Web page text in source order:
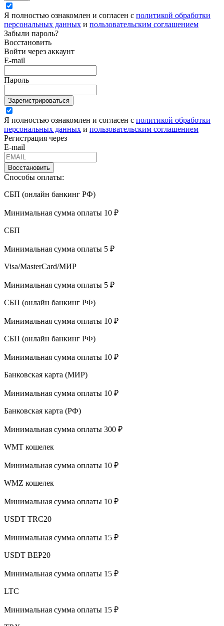
Я полностью ознакомлен и согласен с политикой обработки
персональных данных и пользовательским соглашением
Забыли пароль?
Восстановить
Войти через аккаунт
E-mail
Пароль
Зарегистрироваться
Я полностью ознакомлен и согласен с политикой обработки
персональных данных и пользовательским соглашением
Регистрация через
E-mail
Восстановить
Способы оплаты:
СБП (онлайн банкинг РФ)
Минимальная сумма оплаты 10 ₽
СБП
Минимальная сумма оплаты 5 ₽
Visa/MasterCard/МИР
Минимальная сумма оплаты 5 ₽
СБП (онлайн банкинг РФ)
Минимальная сумма оплаты 10 ₽
СБП (онлайн банкинг РФ)
Минимальная сумма оплаты 10 ₽
Банковская карта (МИР)
Минимальная сумма оплаты 10 ₽
Банковская карта (РФ)
Минимальная сумма оплаты 300 ₽
WMT кошелек
Минимальная сумма оплаты 10 ₽
WMZ кошелек
Минимальная сумма оплаты 10 ₽
USDT TRC20
Минимальная сумма оплаты 15 ₽
USDT BEP20
Минимальная сумма оплаты 15 ₽
LTC
Минимальная сумма оплаты 15 ₽